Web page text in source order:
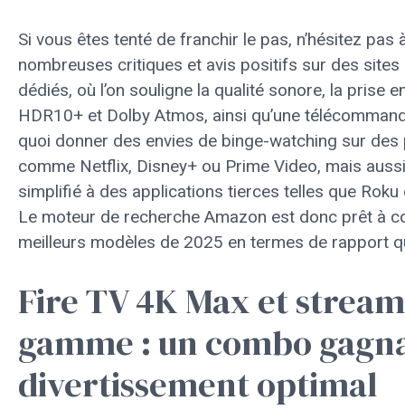
Si vous êtes tenté de franchir le pas, n’hésitez pas
nombreuses critiques et avis positifs sur des
dédiés, où l’on souligne la qualité sonore, la prise
HDR10+ et Dolby Atmos, ainsi qu’une
quoi donner des envies de binge-watching sur
comme Netflix, Disney+ ou Prime Video, mais
simplifié à des applications tierces telles que Roku
Le moteur de recherche Amazon est donc prêt à
meilleurs modèles de 2025 en termes de rapport
Fire TV 4K Max et
gamme : un combo
divertissement optimal